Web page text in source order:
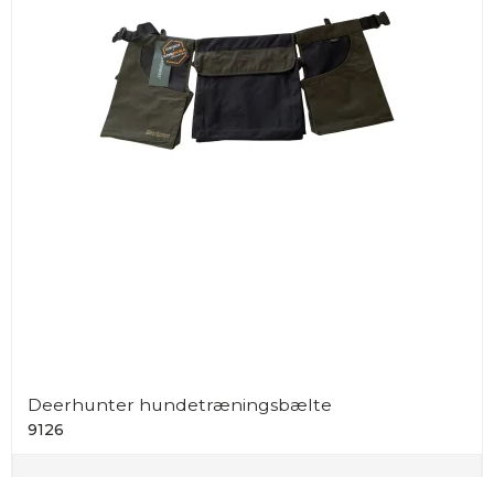
Deerhunter hundetræningsbælte
9126